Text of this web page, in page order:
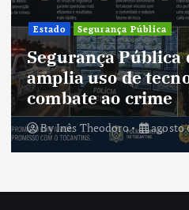
Estado Segurança Pública
Segurança Pública
amplia uso de
combate ao crime
ByInês Theodoro agosto